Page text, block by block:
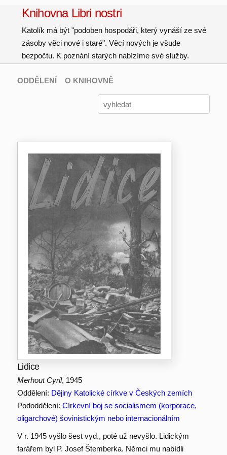
Knihovna Libri nostri
Katolík má být "podoben hospodáři, který vynáší ze své
zásoby věci nové i staré". Věcí nových je všude
bezpočtu. K poznání starých nabízíme své služby.
ODDĚLENÍ O KNIHOVNĚ
Lidice
Merhout Cyril, 1945
Oddělení: Dějiny Katolické církve v Českých zemích
Pododdělení: Církevní boj se socialismem (korporace,
oligarchové) šovinistickým nebo internacionálním
V r. 1945 vyšlo šest vyd., poté už nevyšlo. Lidickým
farářem byl P. Josef Štemberka. Němci mu nabídli